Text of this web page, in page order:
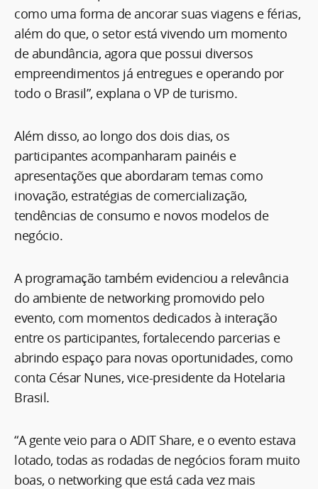
como uma forma de ancorar suas viagens e férias,
além do que, o setor está vivendo um momento
de abundância, agora que possui diversos
empreendimentos já entregues e operando por
todo o Brasil”, explana o VP de turismo.
Além disso, ao longo dos dois dias, os
participantes acompanharam painéis e
apresentações que abordaram temas como
inovação, estratégias de comercialização,
tendências de consumo e novos modelos de
negócio.
A programação também evidenciou a relevância
do ambiente de networking promovido pelo
evento, com momentos dedicados à interação
entre os participantes, fortalecendo parcerias e
abrindo espaço para novas oportunidades, como
conta César Nunes, vice-presidente da Hotelaria
Brasil.
“A gente veio para o ADIT Share, e o evento estava
lotado, todas as rodadas de negócios foram muito
boas, o networking que está cada vez mais